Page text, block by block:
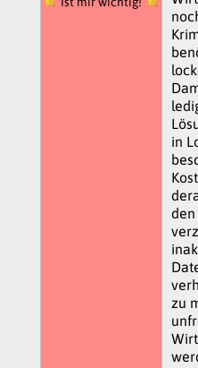
in
den
zu